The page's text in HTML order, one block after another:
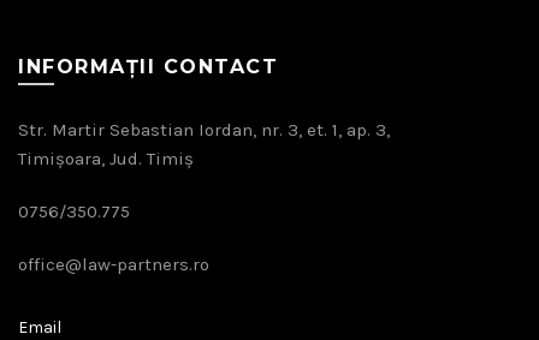
INFORMAȚII CONTACT
Str. Martir Sebastian Iordan, nr. 3, et. 1, ap. 3,
Timișoara, Jud. Timiș
0756/350.775
office@law-partners.ro
Email